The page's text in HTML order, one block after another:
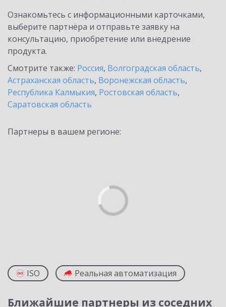
Ознакомьтесь с информационными карточками,
выберите партнёра и отправьте заявку на
консультацию, приобретение или внедрение
продукта.
Смотрите также: Россия, Волгоградская область,
Астраханская область, Воронежская область,
Республика Калмыкия, Ростовская область,
Саратовская область
Партнеры в вашем регионе:
ISO Реальная автоматизация
Ближайшие партнеры из соседних